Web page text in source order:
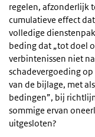
regelen, afzonderlijk
cumulatieve effect
volledige
beding dat „tot doel
verbintenissen niet
schadevergoeding
van de bijlage, met
bedingen”, bij
sommige ervan
uitgesloten?